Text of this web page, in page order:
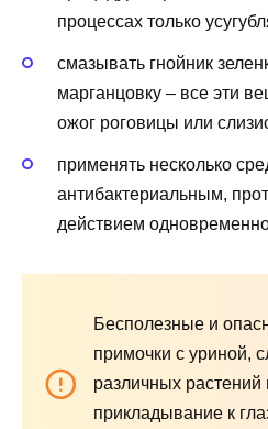
процессах только
смазывать гнойник
марганцовку – все эти
ожог роговицы или
применять несколько
антибактериальным,
действием
Бесполезные и
примочки с уриной,
различных растений
прикладывание к